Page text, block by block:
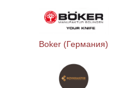
Boker (Германия)